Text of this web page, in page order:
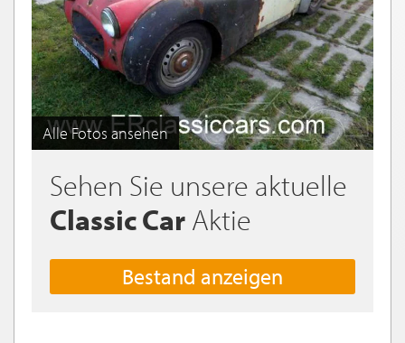
Alle Fotos ansehen
Sehen Sie unsere aktuelle
Classic Car Aktie
Bestand anzeigen